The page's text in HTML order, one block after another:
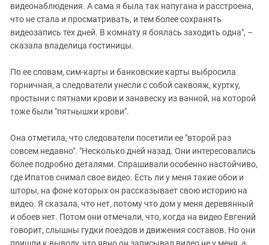
видеонаблюдения. А сама я была так напугана и расстроена,
что не стала и просматривать, и тем более сохранять
видеозапись тех дней. В комнату я боялась заходить одна", –
сказала владелица гостиницы.
По ее словам, сим-карты и банковские карты выбросила
горничная, а следователи унесли с собой саквояж, куртку,
простыни с пятнами крови и занавеску из ванной, на которой
тоже были "пятнышки крови".
Она отметила, что следователи посетили ее "второй раз
совсем недавно". "Несколько дней назад. Они интересовались
более подробно деталями. Спрашивали особенно настойчиво,
где Ипатов снимал свое видео. Есть ли у меня такие обои и
шторы, на фоне которых он рассказывает свою историю на
видео. Я сказала, что нет, потому что дом у меня деревянный
и обоев нет. Потом они отмечали, что, когда на видео Евгений
говорит, слышны гудки поездов и движения составов. Но они
пришли к выводу, что явно он записывал видео не у меня, а